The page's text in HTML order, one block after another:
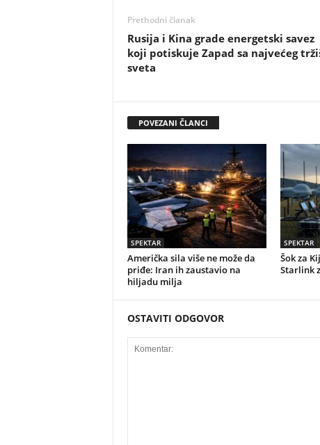
Prethodni članak
Rusija i Kina grade energetski savez
koji potiskuje Zapad sa najvećeg
sveta
POVEZANI ČLANCI
SPEKTAR
Američka sila više ne može da
priđe: Iran ih zaustavio na
hiljadu milja
SPEKTAR
Šok za
Starlink
OSTAVITI ODGOVOR